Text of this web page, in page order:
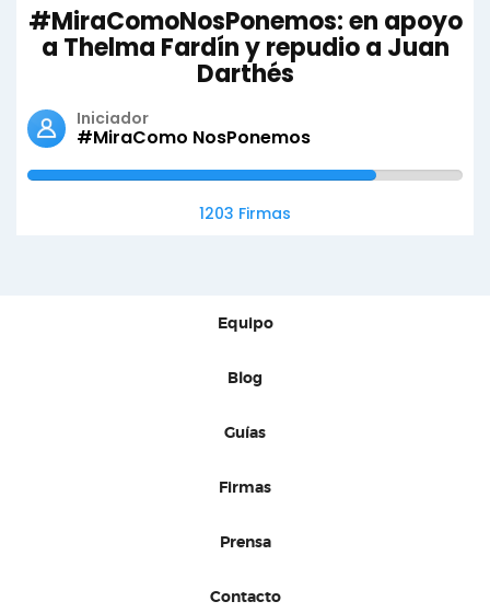
#MiraComoNosPonemos: en apoyo
a Thelma Fardín y repudio a Juan
Darthés
Iniciador
#MiraComo NosPonemos
1203 Firmas
Equipo
Blog
Guías
Firmas
Prensa
Contacto